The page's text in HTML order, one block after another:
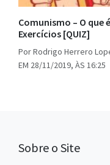
Comunismo – O que
Exercícios [QUIZ]
Por Rodrigo Herrero
EM 28/11/2019, ÀS 16:25
Sobre o Site